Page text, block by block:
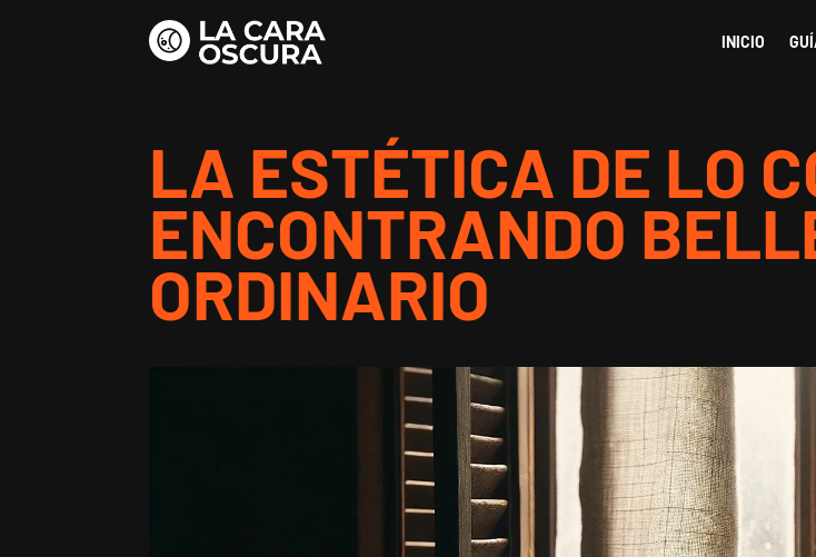
INICIO
LA ESTÉTICA DE LO
ENCONTRANDO
ORDINARIO